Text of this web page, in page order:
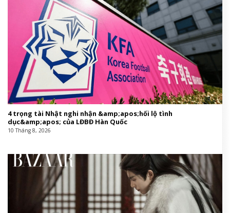
4 trọng tài Nhật nghi nhận &amp;apos;hối lộ tình
dục&amp;apos; của LĐBĐ Hàn Quốc
10 Tháng 8, 2026